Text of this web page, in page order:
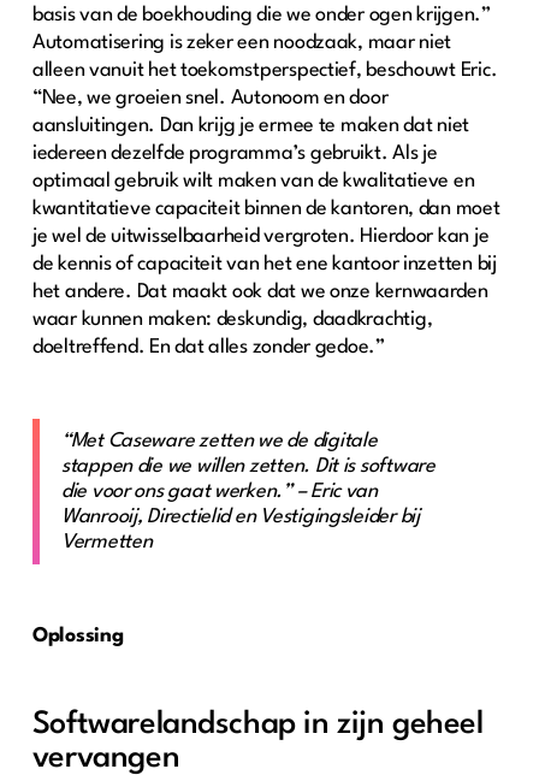
basis van de boekhouding die we onder ogen krijgen.”
Automatisering is zeker een noodzaak, maar niet
alleen vanuit het toekomstperspectief, beschouwt Eric.
“Nee, we groeien snel. Autonoom en door
aansluitingen. Dan krijg je ermee te maken dat niet
iedereen dezelfde programma’s gebruikt. Als je
optimaal gebruik wilt maken van de kwalitatieve en
kwantitatieve capaciteit binnen de kantoren, dan moet
je wel de uitwisselbaarheid vergroten. Hierdoor kan je
de kennis of capaciteit van het ene kantoor inzetten bij
het andere. Dat maakt ook dat we onze kernwaarden
waar kunnen maken: deskundig, daadkrachtig,
doeltreffend. En dat alles zonder gedoe.”
“Met Caseware zetten we de digitale
stappen die we willen zetten. Dit is software
die voor ons gaat werken.” – Eric van
Wanrooij, Directielid en Vestigingsleider bij
Vermetten
Oplossing
Softwarelandschap in zijn geheel
vervangen